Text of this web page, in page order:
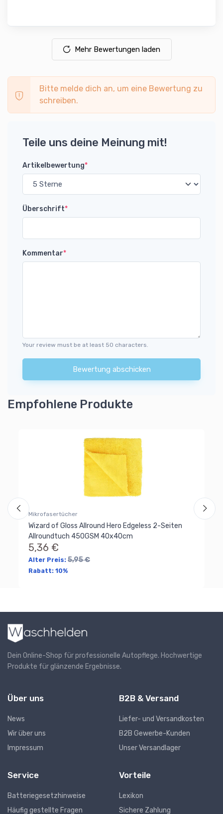
Mehr Bewertungen laden
Bitte melde dich an, um eine Bewertung zu
schreiben.
Teile uns deine Meinung mit!
Artikelbewertung*
Überschrift*
Kommentar*
Your review must be at least 50 characters.
Bewertung abschicken
Empfohlene Produkte
Mikrofasertücher
Wizard of Gloss Allround Hero Edgeless 2-Seiten
Allroundtuch 450GSM 40x40cm
5,36 €
Alter Preis: 5,95 €
Rabatt: 10%
Dein Online-Shop für professionelle Autopflege. Hochwertige
Produkte für glänzende Ergebnisse.
Über uns
News
Wir über uns
Impressum
B2B & Versand
Liefer- und Versandkosten
B2B Gewerbe-Kunden
Unser Versandlager
Service
Batteriegesetzhinweise
Häufig gestellte Fragen
Vorteile
Lexikon
Sichere Zahlung